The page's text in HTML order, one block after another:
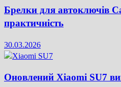
Брелки для автоключів
практичність
30.03.2026
Оновлений Xiaomi SU7